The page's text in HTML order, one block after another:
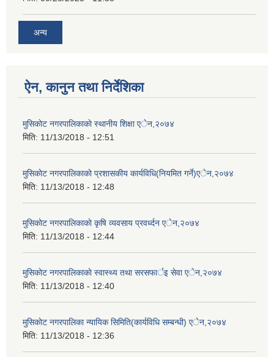
अन्य
ऐन, कानुन तथा निर्देशिका
मुसिकाेट नगरपालिकाकाे स्थानीय शिक्षा एेन,२०७४
मिति: 11/13/2018 - 12:51
मुसिकाेट नगरपालिकाकाे प्रशासकीय कार्यविधि(नियमित गर्ने)एेन,२०७४
मिति: 11/13/2018 - 12:48
मुसिकाेट नगरपालिकाकाे कृषि व्यवसाय प्रवर्ध्दन एेन,२०७४
मिति: 11/13/2018 - 12:44
मुसिकाेट नगरपालिकाकाे स्वास्थ्य तथा सरसफार्इ सेवा एेन,२०७४
मिति: 11/13/2018 - 12:40
मुसिकाेट नगरपालिका न्यायिक सिमिति(कार्यविधि सम्बन्धी) एेन,२०७४
मिति: 11/13/2018 - 12:36